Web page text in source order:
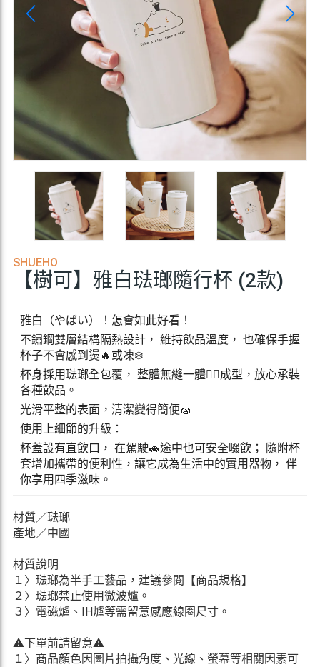
SHUEHO
【樹可】雅白琺瑯隨行杯 (2款)
雅白（やばい）！怎會如此好看！
不鏽鋼雙層結構隔熱設計， 維持飲品溫度， 也確保手握
杯子不會感到燙🔥或凍❄️
杯身採用琺瑯全包覆， 整體無縫一體☝🏻成型，放心承裝
各種飲品。
光滑平整的表面，清潔變得簡便🧽
使用上細節的升級：
杯蓋設有直飲口， 在駕駛🚗途中也可安全啜飲； 隨附杯
套增加攜帶的便利性，讓它成為生活中的實用器物， 伴
你享用四季滋味。
材質／琺瑯
產地／中國
材質說明
１〉琺瑯為半手工藝品，建議參閱【商品規格】
２〉琺瑯禁止使用微波爐。
３〉電磁爐、IH爐等需留意感應線圈尺寸。
⚠️下單前請留意⚠️
１〉商品顏色因圖片拍攝角度、光線、螢幕等相關因素可